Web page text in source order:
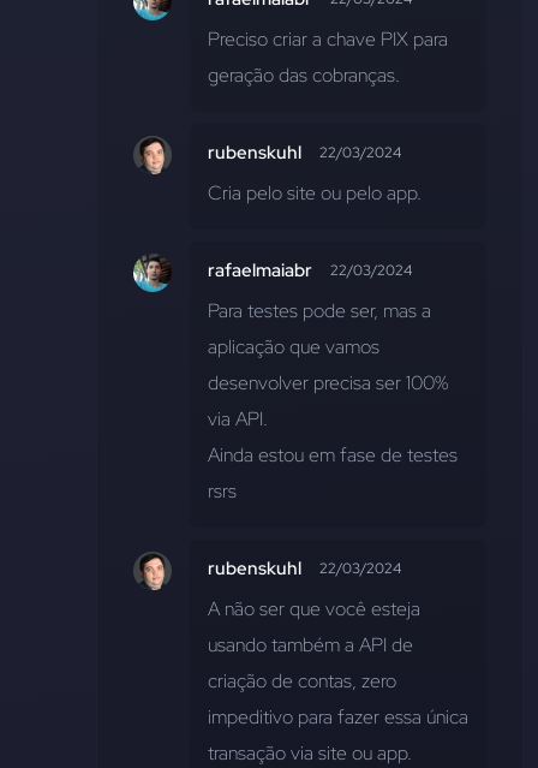
Preciso criar a chave PIX para
geração das cobranças.
rubenskuhl 22/03/2024
Cria pelo site ou pelo app.
rafaelmaiabr 22/03/2024
Para testes pode ser, mas a
aplicação que vamos
desenvolver precisa ser 100%
via API.
Ainda estou em fase de testes
rsrs
rubenskuhl 22/03/2024
A não ser que você esteja
usando também a API de
criação de contas, zero
impeditivo para fazer essa única
transação via site ou app.